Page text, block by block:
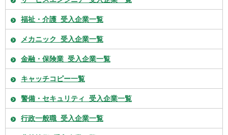
福祉・介護_受入企業一覧
メカニック_受入企業一覧
金融・保険業_受入企業一覧
キャッチコピー一覧
警備・セキュリティ_受入企業一覧
行政一般職_受入企業一覧